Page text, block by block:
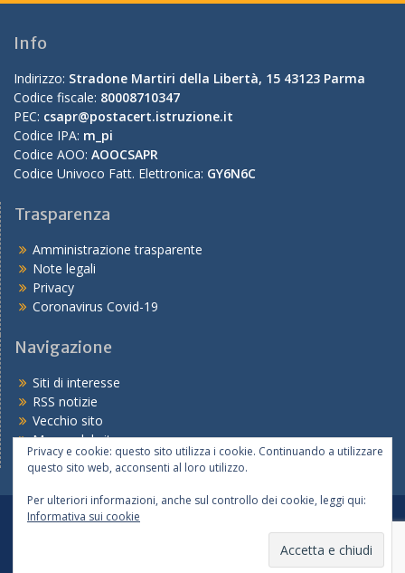
Info
Indirizzo: Stradone Martiri della Libertà, 15 43123 Parma
Codice fiscale: 80008710347
PEC: csapr@postacert.istruzione.it
Codice IPA: m_pi
Codice AOO: AOOCSAPR
Codice Univoco Fatt. Elettronica: GY6N6C
Trasparenza
Amministrazione trasparente
Note legali
Privacy
Coronavirus Covid-19
Navigazione
Siti di interesse
RSS notizie
Vecchio sito
Mappa del sito
Tutte le notizie
Ufficio IX – Ambito Territoriale di Parma
Realizzato dal Servizio Marconi TSI
Privacy e cookie: questo sito utilizza i cookie. Continuando a utilizzare
questo sito web, acconsenti al loro utilizzo.
Per ulteriori informazioni, anche sul controllo dei cookie, leggi qui:
Informativa sui cookie